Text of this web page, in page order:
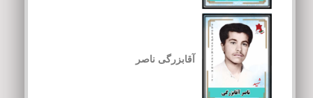
آقابزرگی ناصر